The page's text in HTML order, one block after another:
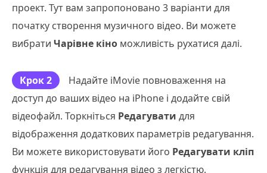
проект. Тут вам запропоновано 3 варіанти для
початку створення музичного відео. Ви можете
вибрати Чарівне кіно можливість рухатися далі.
Крок 2
Надайте iMovie повноваження на
доступ до ваших відео на iPhone і додайте свій
відеофайл. Торкніться Редагувати для
відображення додаткових параметрів редагування.
Ви можете використовувати його Редагувати кліп
функція для редагування відео з легкістю.